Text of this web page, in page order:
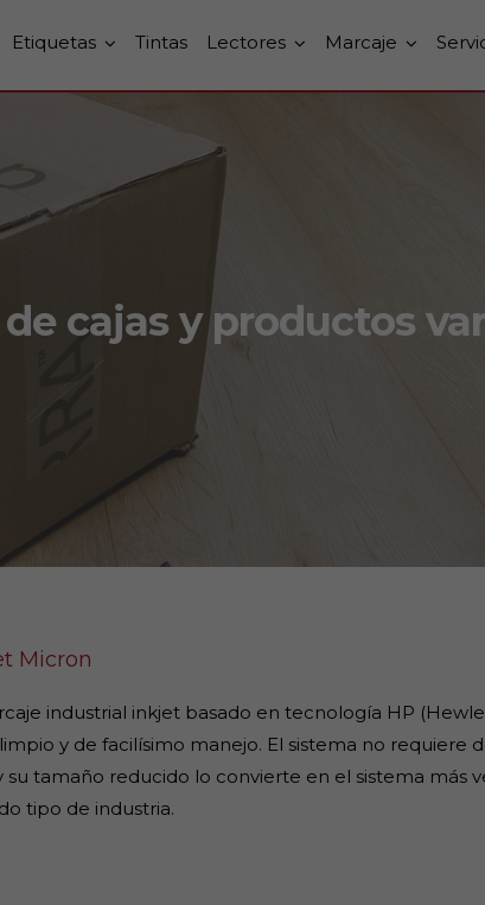
Etiquetas Tintas Lectores Marcaje
cajas y productos
Micron
industrial inkjet basado en tecnología HP
y de facilísimo manejo. El sistema no requiere
tamaño reducido lo convierte en el sistema más
tipo de industria.